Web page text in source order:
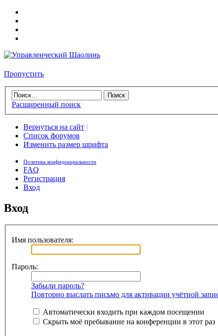
Пропустить
Расширенный поиск
Вернуться на сайт |
Список форумов
Изменить размер шрифта
Политика конфиденциальности
FAQ
Регистрация
Вход
Вход
Имя пользователя:
Пароль:
Забыли пароль?
Повторно выслать письмо для активации учётной
Автоматически входить при каждом посещении
Скрыть моё пребывание на конференции в этот раз